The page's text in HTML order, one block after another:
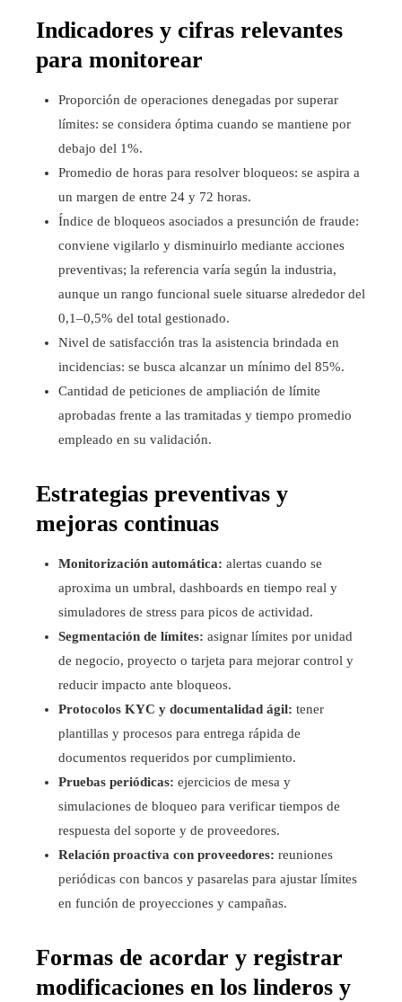
Indicadores y cifras relevantes
para monitorear
Proporción de operaciones denegadas por superar
límites: se considera óptima cuando se mantiene por
debajo del 1%.
Promedio de horas para resolver bloqueos: se aspira a
un margen de entre 24 y 72 horas.
Índice de bloqueos asociados a presunción de fraude:
conviene vigilarlo y disminuirlo mediante acciones
preventivas; la referencia varía según la industria,
aunque un rango funcional suele situarse alrededor del
0,1–0,5% del total gestionado.
Nivel de satisfacción tras la asistencia brindada en
incidencias: se busca alcanzar un mínimo del 85%.
Cantidad de peticiones de ampliación de límite
aprobadas frente a las tramitadas y tiempo promedio
empleado en su validación.
Estrategias preventivas y
mejoras continuas
Monitorización automática: alertas cuando se
aproxima un umbral, dashboards en tiempo real y
simuladores de stress para picos de actividad.
Segmentación de límites: asignar límites por unidad
de negocio, proyecto o tarjeta para mejorar control y
reducir impacto ante bloqueos.
Protocolos KYC y documentalidad ágil: tener
plantillas y procesos para entrega rápida de
documentos requeridos por cumplimiento.
Pruebas periódicas: ejercicios de mesa y
simulaciones de bloqueo para verificar tiempos de
respuesta del soporte y de proveedores.
Relación proactiva con proveedores: reuniones
periódicas con bancos y pasarelas para ajustar límites
en función de proyecciones y campañas.
Formas de acordar y registrar
modificaciones en los linderos y